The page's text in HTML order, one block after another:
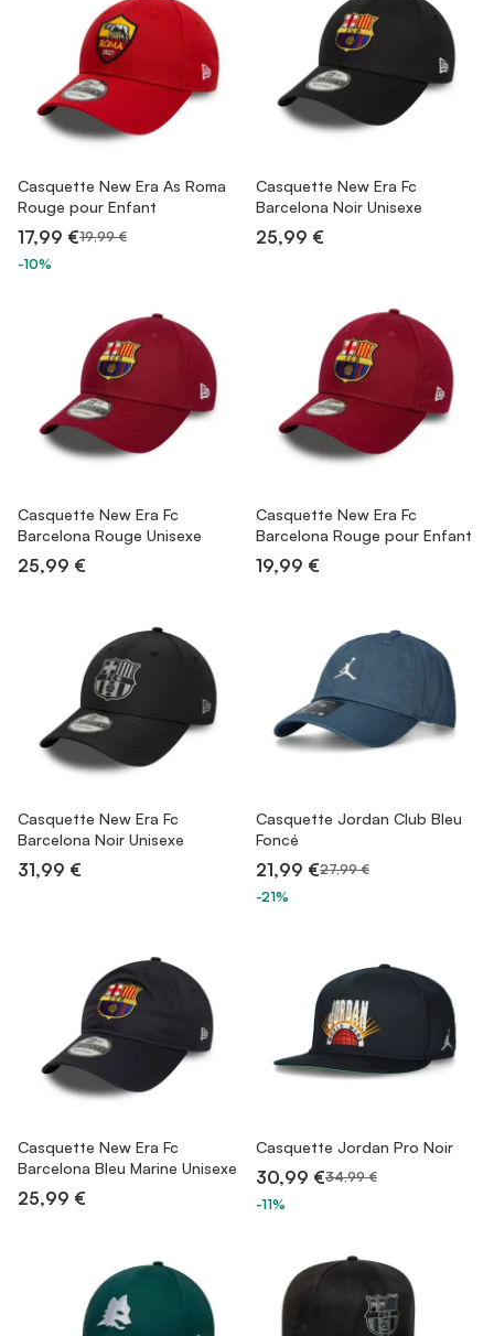
Casquette New Era As Roma
Rouge pour Enfant
17,99 €19,99 €
-10%
Casquette New Era Fc
Barcelona Noir Unisexe
25,99 €
Casquette New Era Fc
Barcelona Rouge Unisexe
25,99 €
Casquette New Era Fc
Barcelona Rouge pour Enfant
19,99 €
Casquette New Era Fc
Barcelona Noir Unisexe
31,99 €
Casquette Jordan Club Bleu
Foncé
21,99 €27,99 €
-21%
Casquette New Era Fc
Barcelona Bleu Marine Unisexe
25,99 €
Casquette Jordan Pro Noir
30,99 €34,99 €
-11%